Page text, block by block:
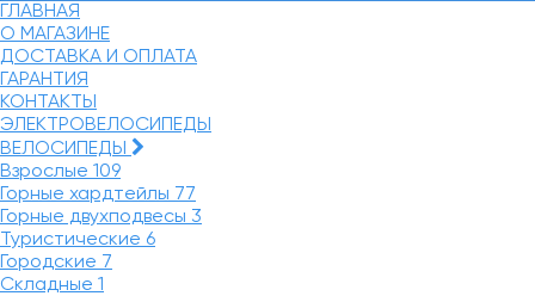
ГЛАВНАЯ
О МАГАЗИНЕ
ДОСТАВКА И ОПЛАТА
ГАРАНТИЯ
КОНТАКТЫ
ЭЛЕКТРОВЕЛОСИПЕДЫ
ВЕЛОСИПЕДЫ
Взрослые 109
Горные хардтейлы 77
Горные двухподвесы 3
Туристические 6
Городские 7
Складные 1